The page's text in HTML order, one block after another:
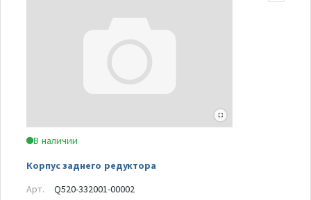
В наличии
Корпус заднего редуктора
Арт.
Q520-332001-00002